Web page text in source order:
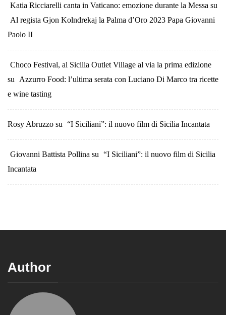
Katia Ricciarelli canta in Vaticano: emozione durante la Messa su
Al regista Gjon Kolndrekaj la Palma d’Oro 2023 Papa Giovanni
Paolo II
Choco Festival, al Sicilia Outlet Village al via la prima edizione
su Azzurro Food: l’ultima serata con Luciano Di Marco tra ricette
e wine tasting
Rosy Abruzzo su “I Siciliani”: il nuovo film di Sicilia Incantata
Giovanni Battista Pollina su “I Siciliani”: il nuovo film di Sicilia
Incantata
Author